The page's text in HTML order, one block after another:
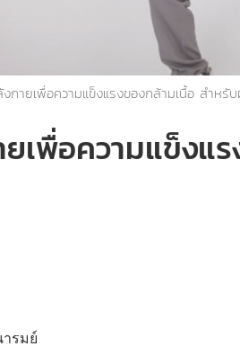
กายเพื่อความแข็งแรงของกล้ามเนื้อ สำหรั
เพื่อความแข็งแ
รมย์